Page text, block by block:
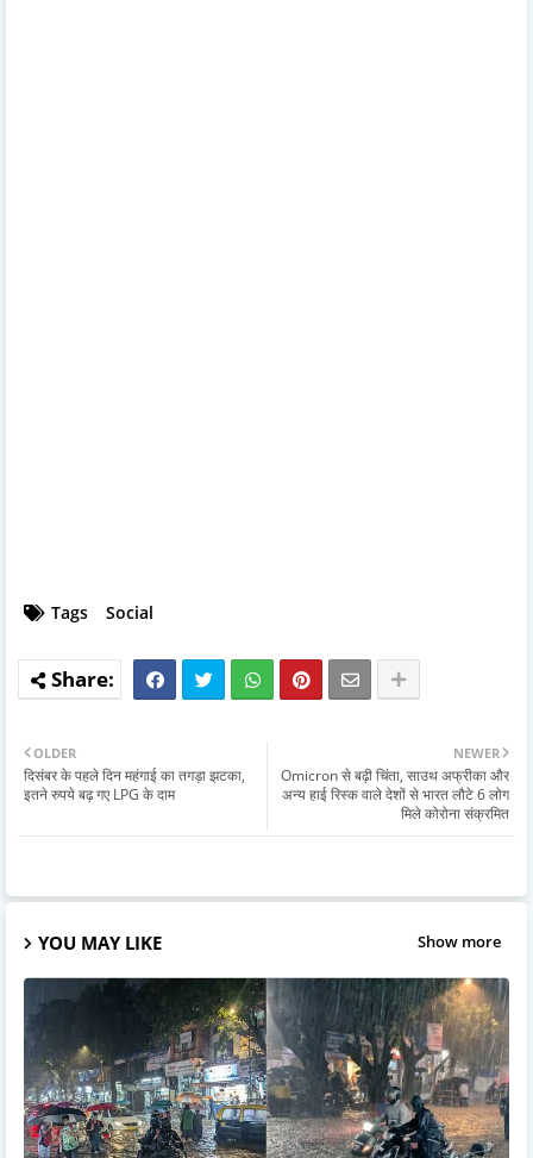
Tags Social
NEWER
Omicron से बढ़ी चिंता, साउथ अफ्रीका और
अन्य हाई रिस्क वाले देशों से भारत लौटे 6 लोग
मिले कोरोना संक्रमित
OLDER
दिसंबर के पहले दिन महंगाई का तगड़ा झटका,
इतने रुपये बढ़ गए LPG के दाम
YOU MAY LIKE Show more